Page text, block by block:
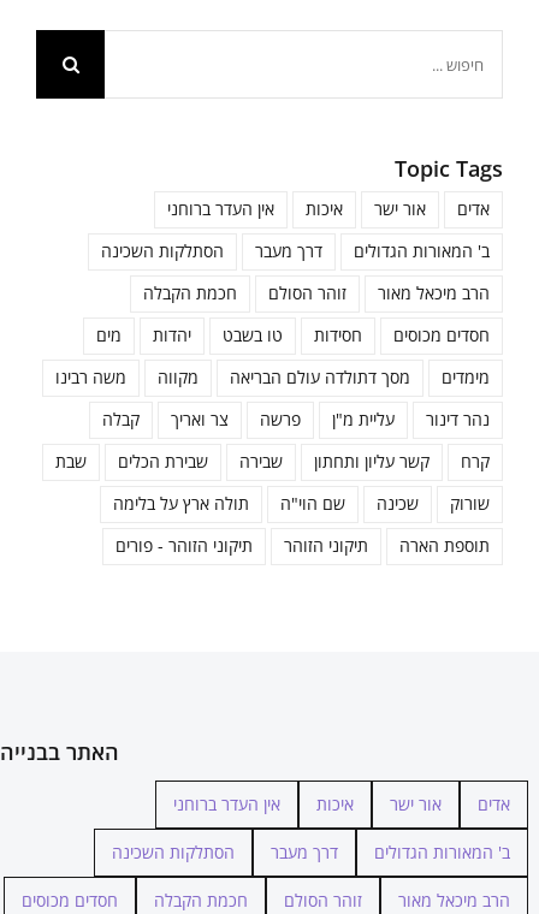
Topic Tags
אדים אור ישר איכות
אין העדר ברוחני
ב' המאורות הגדולים
דרך מעבר
הסתלקות השכינה
הרב מיכאל מאור
זוהר הסולם
חכמת הקבלה
חסדים מכוסים
חסידות טו בשבט יהדות
מים
מימדים
מסך דתולדה עולם הבריאה מקווה
משה רבינו
נהר דינור
עליית מ"ן פרשה צר ואריך
קבלה
קרח
קשר עליון ותחתון שבירה שבירת הכלים
שבת
שורוק
שכינה שם הוי"ה
תולה ארץ על בלימה
תוספת הארה
תיקוני הזוהר תיקוני הזוהר - פורים
האתר בבנייה
אדים אור ישר איכות אין העדר ברוחני
ב' המאורות הגדולים דרך מעבר הסתלקות השכינה
הרב מיכאל מאור זוהר הסולם חכמת הקבלה חסדים מכוסים